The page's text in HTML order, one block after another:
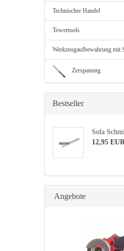
Technischer Handel
Towertools
Werkzeugaufbewahrung mit
Zerspanung
Bestseller
Sola
12,95 EUR
Angebote